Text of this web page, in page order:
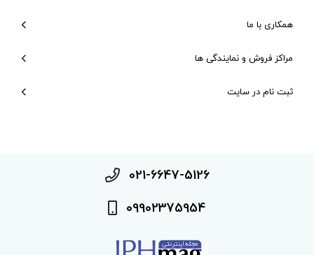
همکاری با ما
مراکز فروش و نمایندگی ها
ثبت نام در سایت
021-6647-5126
09902375954